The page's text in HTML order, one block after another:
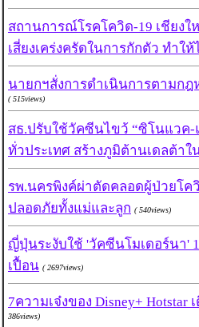
สถานการณ์โรคโควิด-19 เชียง
เสี่ยงเคร่งครัดในการกักตัว ทำใ
นายกฯสั่งการดำเนินการตามกฎ
( 515views)
สธ.ปรับใช้วัคซีนไขว้ “ซิโนแวค-
ทั่วประเทศ สร้างภูมิต้านเดลต้าใ
รพ.นครพิงค์ผ่าตัดคลอดผู้ป่วยโค
ปลอดภัยทั้งแม่และลูก ( 540views)
ญี่ปุ่นระงับใช้ 'วัคซีนโมเดอร์นา'
เปื้อน ( 2697views)
7ความเจ๋งของ Disney+ Hotstar
386views)